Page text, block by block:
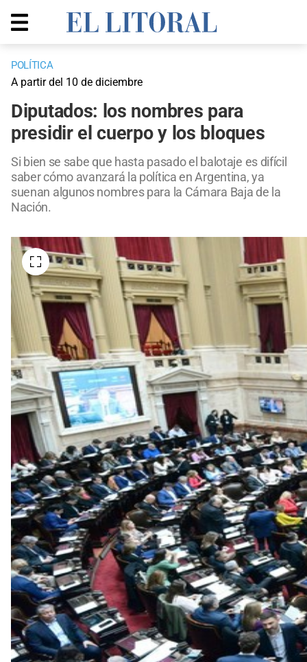
POLÍTICA
A partir del 10 de diciembre
Diputados: los nombres para
presidir el cuerpo y los bloques
Si bien se sabe que hasta pasado el balotaje es difícil
saber cómo avanzará la política en Argentina, ya
suenan algunos nombres para la Cámara Baja de la
Nación.